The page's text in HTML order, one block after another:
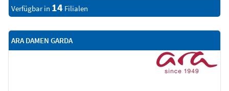
Verfügbar in 14 Filialen
ARA DAMEN GARDA